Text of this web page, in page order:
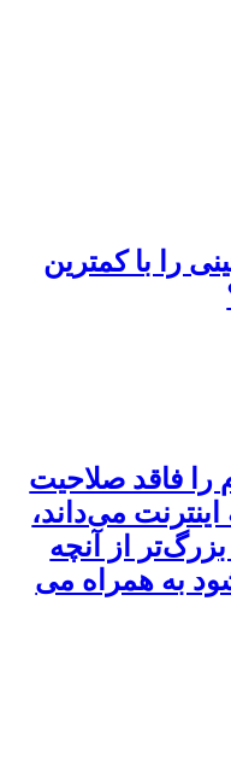
را با کمترین
را فاقد صلاحیت
می‌داند،
از آنچه
به همراه می